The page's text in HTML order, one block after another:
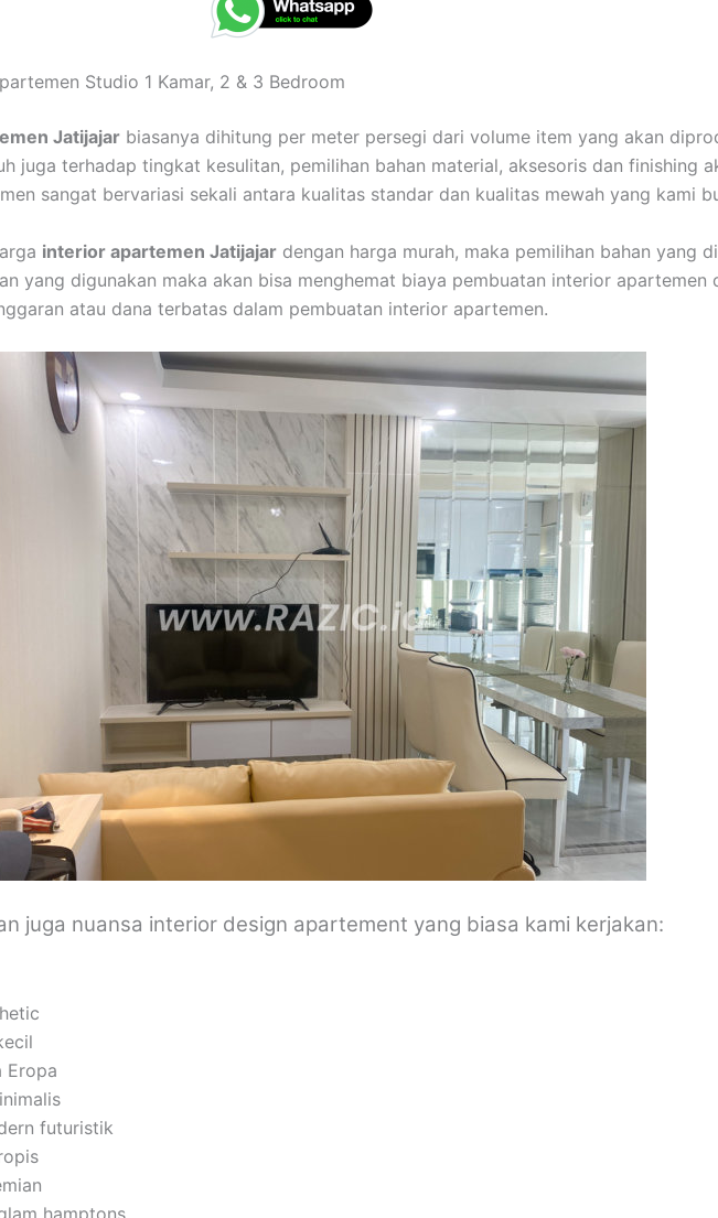
Studio 1 Kamar, 2 & 3 Bedroom
Jatijajar biasanya dihitung per meter persegi dari volume item yang akan
juga terhadap tingkat kesulitan, pemilihan bahan material, aksesoris dan finishing
sangat bervariasi sekali antara kualitas standar dan kualitas mewah yang kami
interior apartemen Jatijajar dengan harga murah, maka pemilihan bahan yang
yang digunakan maka akan bisa menghemat biaya pembuatan interior apartemen
atau dana terbatas dalam pembuatan interior apartemen.
juga nuansa interior design apartement yang biasa kami kerjakan:
Eropa
futuristik
hamptons